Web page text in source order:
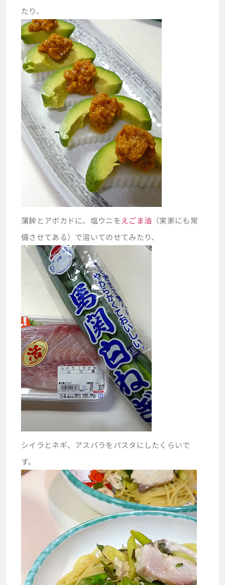
たり、
蒲鉾とアボカドに、塩ウニをえごま油 （実家にも常
備させてある）で溶いてのせてみたり、
シイラとネギ、アスパラをパスタにしたくらいで
す。